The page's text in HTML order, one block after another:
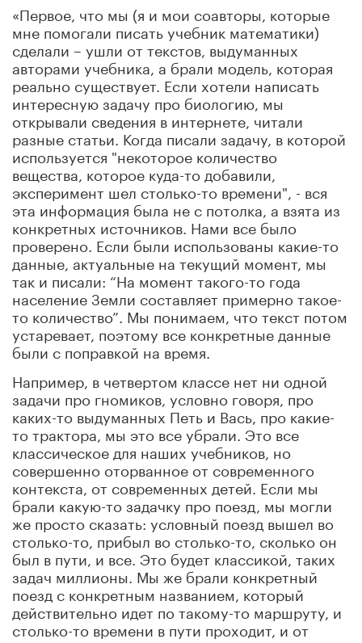
«Первое, что мы (я и мои соавторы, которые
мне помогали писать учебник математики)
сделали – ушли от текстов, выдуманных
авторами учебника, а брали модель, которая
реально существует. Если хотели написать
интересную задачу про биологию, мы
открывали сведения в интернете, читали
разные статьи. Когда писали задачу, в которой
используется "некоторое количество
вещества, которое куда-то добавили,
эксперимент шел столько-то времени", - вся
эта информация была не с потолка, а взята из
конкретных источников. Нами все было
проверено. Если были использованы какие-то
данные, актуальные на текущий момент, мы
так и писали: “На момент такого-то года
население Земли составляет примерно такое-
то количество”. Мы понимаем, что текст потом
устаревает, поэтому все конкретные данные
были с поправкой на время.
Например, в четвертом классе нет ни одной
задачи про гномиков, условно говоря, про
каких-то выдуманных Петь и Вась, про какие-
то трактора, мы это все убрали. Это все
классическое для наших учебников, но
совершенно оторванное от современного
контекста, от современных детей. Если мы
брали какую-то задачку про поезд, мы могли
же просто сказать: условный поезд вышел во
столько-то, прибыл во столько-то, сколько он
был в пути, и все. Это будет классикой, таких
задач миллионы. Мы же брали конкретный
поезд с конкретным названием, который
действительно идет по такому-то маршруту, и
столько-то времени в пути проходит, и от